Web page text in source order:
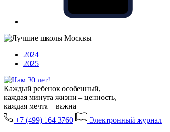
2024
2025
Каждый ребенок особенный,
каждая минута жизни – ценность,
каждая мечта – важна
+7 (499) 164 3760
Электронный журнал